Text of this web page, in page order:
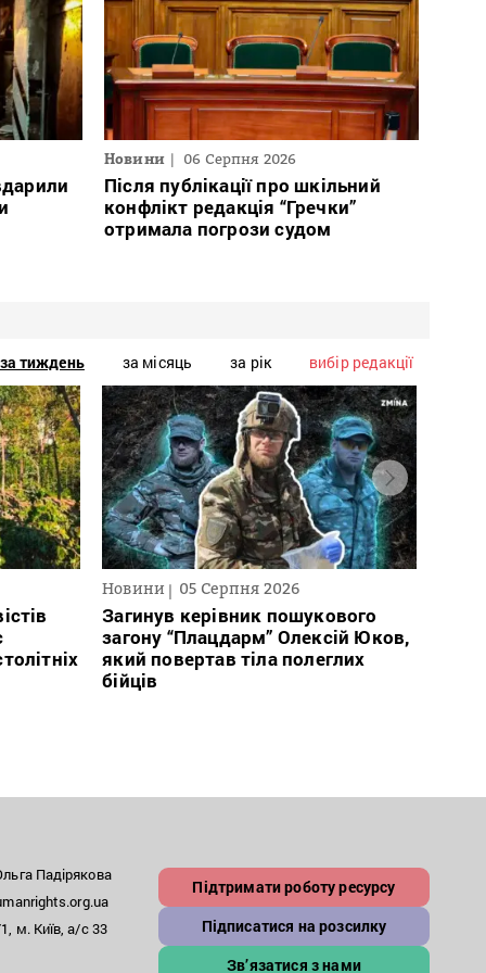
Новини 06 Серпня 2026
Після публікації про шкільний
конфлікт редакція “Гречки”
отримала погрози судом
за тиждень за місяць за рік вибір редакції
Новини 05 Серпня 2026
Загинув керівник пошукового
загону “Плацдарм” Олексій Юков,
який повертав тіла полеглих
бійців
Падірякова
м. Київ, а/с 33
Підтримати роботу ресурсу
Підписатися на розсилку
Зв’язатися з нами